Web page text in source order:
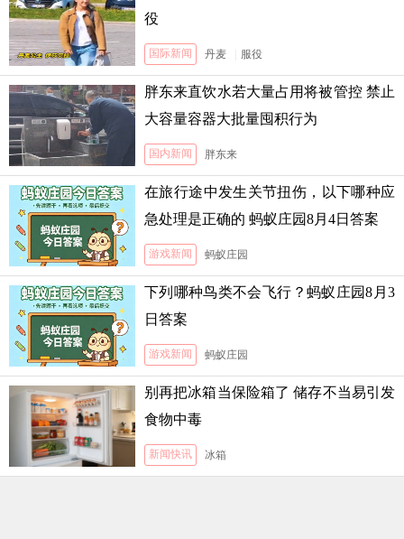
役
国际新闻 丹麦 服役
胖东来直饮水若大量占用将被管控 禁止
大容量容器大批量囤积行为
国内新闻 胖东来
在旅行途中发生关节扭伤，以下哪种应
急处理是正确的 蚂蚁庄园8月4日答案
游戏新闻 蚂蚁庄园
下列哪种鸟类不会飞行？蚂蚁庄园8月3
日答案
游戏新闻 蚂蚁庄园
别再把冰箱当保险箱了 储存不当易引发
食物中毒
新闻快讯 冰箱